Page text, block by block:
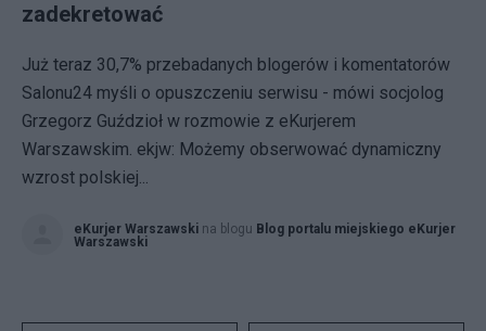
zadekretować
Już teraz 30,7% przebadanych blogerów i komentatorów
Salonu24 myśli o opuszczeniu serwisu - mówi socjolog
Grzegorz Guździoł w rozmowie z eKurjerem
Warszawskim. ekjw: Możemy obserwować dynamiczny
wzrost polskiej...
eKurjer Warszawski na blogu Blog portalu miejskiego eKurjer
Warszawski